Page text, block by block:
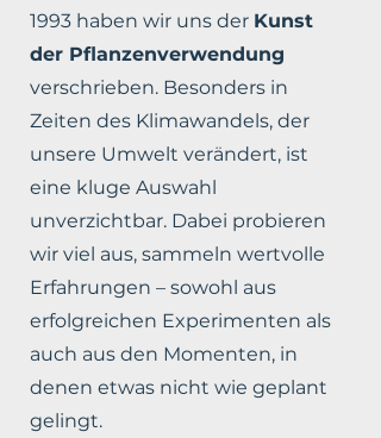
1993 haben wir uns der Kunst
der Pflanzenverwendung
verschrieben. Besonders in
Zeiten des Klimawandels, der
unsere Umwelt verändert, ist
eine kluge Auswahl
unverzichtbar. Dabei probieren
wir viel aus, sammeln wertvolle
Erfahrungen – sowohl aus
erfolgreichen Experimenten als
auch aus den Momenten, in
denen etwas nicht wie geplant
gelingt.